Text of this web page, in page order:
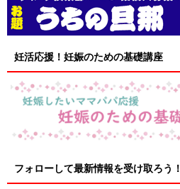
妊活応援！妊娠のための基礎講座
フォローして最新情報を受け取ろう！